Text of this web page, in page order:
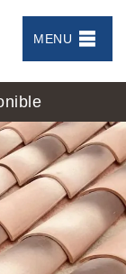
MENU